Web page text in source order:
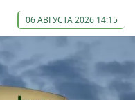
06 АВГУСТА 2026 14:15